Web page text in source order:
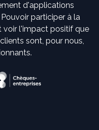
d'applications
participer à la
voir l'impact positif que
sont, pour nous,